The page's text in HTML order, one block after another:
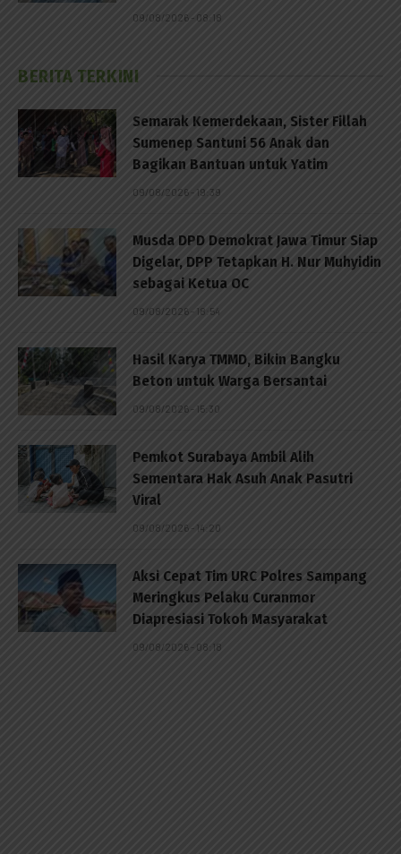
09/08/2026 - 08:18
BERITA TERKINI
Semarak Kemerdekaan, Sister Fillah
Sumenep Santuni 56 Anak dan
Bagikan Bantuan untuk Yatim
09/08/2026 - 19:39
Musda DPD Demokrat Jawa Timur Siap
Digelar, DPP Tetapkan H. Nur Muhyidin
sebagai Ketua OC
09/08/2026 - 18:54
Hasil Karya TMMD, Bikin Bangku
Beton untuk Warga Bersantai
09/08/2026 - 15:30
Pemkot Surabaya Ambil Alih
Sementara Hak Asuh Anak Pasutri
Viral
09/08/2026 - 14:20
Aksi Cepat Tim URC Polres Sampang
Meringkus Pelaku Curanmor
Diapresiasi Tokoh Masyarakat
09/08/2026 - 08:18